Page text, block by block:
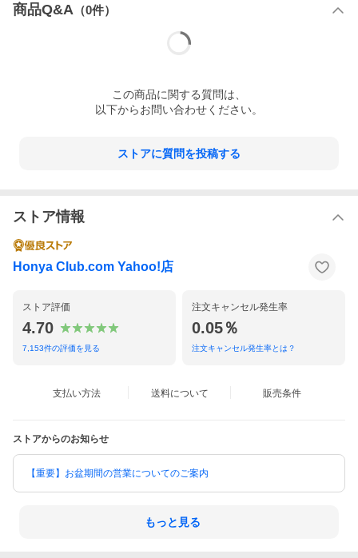
む態度」の観点別に文例を提示。指導要録と連動した通信簿づく
石田恒好
商品Q&A （0件）
この商品に関する質問は、
以下からお問い合わせください。
ストアに質問を投稿する
ストア情報
Honya Club.com Yahoo!店
ストア評価
4.70
7,153件の評価を見る
注文キャンセル発生率
0.05％
注文キャンセル発生率とは？
支払い方法 送料について 販売条件
ストアからのお知らせ
【重要】お盆期間の営業についてのご案内
もっと見る